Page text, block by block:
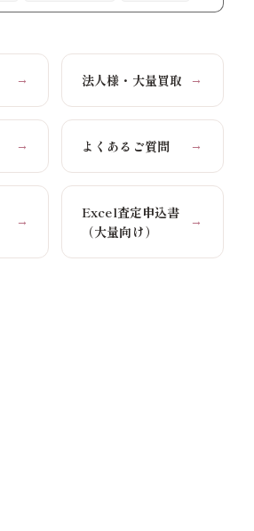
→ 法人様・大量買取 →
→ よくあるご質問 →
→
Excel査定申込書
（大量向け）
→